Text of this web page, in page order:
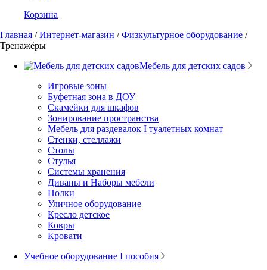
Корзина
Главная /Интернет-магазин /Физкультурное оборудование /
Тренажёры
Мебель для детских садов
Игровые зоны
Буфетная зона в ДОУ
Скамейки для шкафов
Зонирование пространства
Мебель для раздевалок I туалетных комнат
Стенки, стеллажи
Столы
Стулья
Системы хранения
Диваны и Наборы мебели
Полки
Уличное оборудование
Кресло детское
Ковры
Кровати
Учебное оборудование I пособия